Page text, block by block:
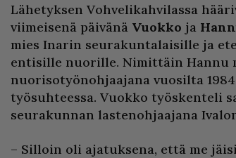
Lähetyksen Vohvelikahvilassa
viimeisenä päivänä Vuokko ja
mies Inarin seurakuntalaisille ja
entisille nuorille. Nimittäin Hannu
nuorisotyönohjaajana vuosilta
työsuhteessa. Vuokko työskenteli
seurakunnan lastenohjaajana
– Silloin oli ajatuksena, että me